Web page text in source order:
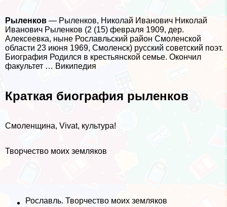
Рыленков — Рыленков, Николай Иванович Николай
Иванович Рыленков (2 (15) февраля 1909, дер.
Алексеевка, ныне Рославльский район Смоленской
области 23 июня 1969, Смоленск) русский советский поэт.
Биография Родился в крестьянской семье. Окончил
факультет … Википедия
Краткая биография рыленков
Смоленщина, Vivat, культура!
Творчество моих земляков
Рославль. Творчество моих земляков